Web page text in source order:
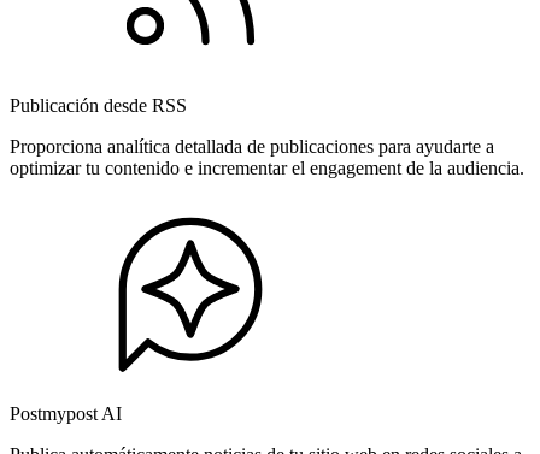
Publicación desde RSS
Proporciona analítica detallada de publicaciones para ayudarte a
optimizar tu contenido e incrementar el engagement de la audiencia.
Postmypost AI